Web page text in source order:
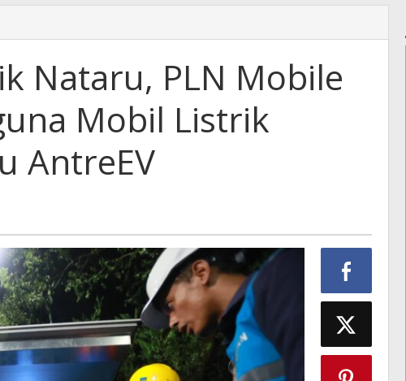
Nataru, PLN Mobile
Mobil Listrik
AntreEV